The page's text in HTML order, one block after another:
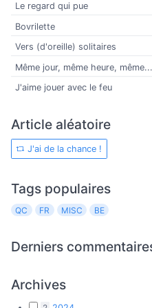
Le regard qui pue
Bovrilette
Vers (d'oreille) solitaires
Même jour, même heure, même...
J'aime jouer avec le feu
Article aléatoire
J'ai de la chance !
Tags populaires
QC FR MISC BE
Derniers
Archives